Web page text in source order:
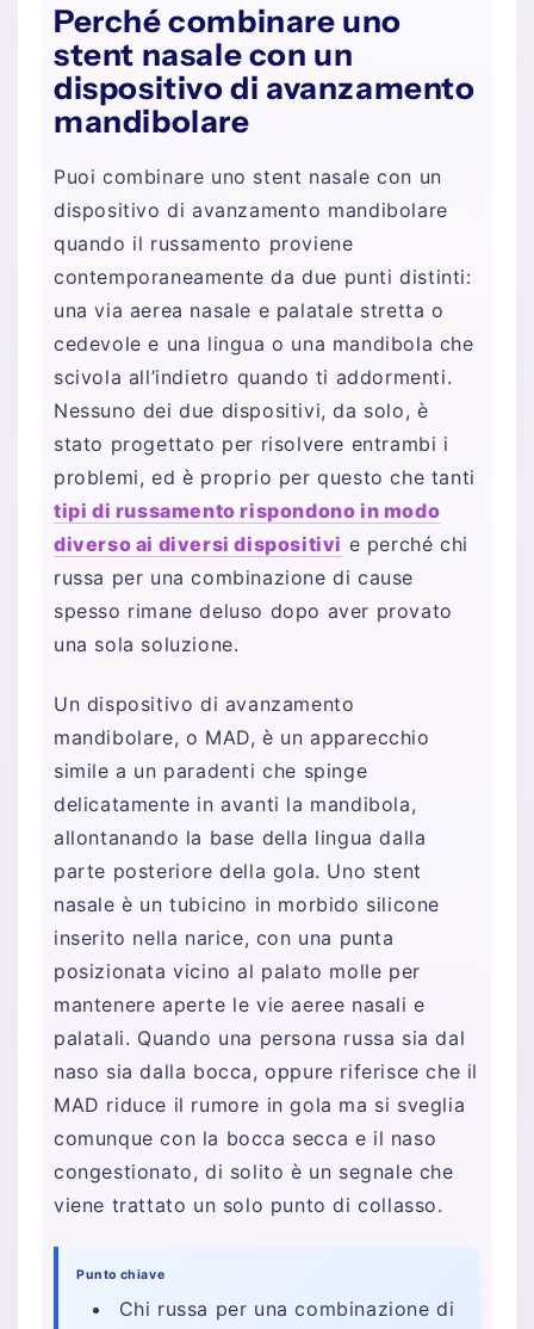
Perché combinare uno
stent nasale con un
dispositivo di avanzamento
mandibolare
Puoi combinare uno stent nasale con un
dispositivo di avanzamento mandibolare
quando il russamento proviene
contemporaneamente da due punti distinti:
una via aerea nasale e palatale stretta o
cedevole e una lingua o una mandibola che
scivola all’indietro quando ti addormenti.
Nessuno dei due dispositivi, da solo, è
stato progettato per risolvere entrambi i
problemi, ed è proprio per questo che tanti
tipi di russamento rispondono in modo
diverso ai diversi dispositivi e perché chi
russa per una combinazione di cause
spesso rimane deluso dopo aver provato
una sola soluzione.
Un dispositivo di avanzamento
mandibolare, o MAD, è un apparecchio
simile a un paradenti che spinge
delicatamente in avanti la mandibola,
allontanando la base della lingua dalla
parte posteriore della gola. Uno stent
nasale è un tubicino in morbido silicone
inserito nella narice, con una punta
posizionata vicino al palato molle per
mantenere aperte le vie aeree nasali e
palatali. Quando una persona russa sia dal
naso sia dalla bocca, oppure riferisce che il
MAD riduce il rumore in gola ma si sveglia
comunque con la bocca secca e il naso
congestionato, di solito è un segnale che
viene trattato un solo punto di collasso.
Punto chiave
Chi russa per una combinazione di